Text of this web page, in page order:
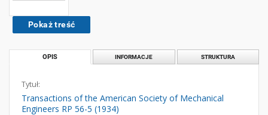
Pokaż treść
OPIS INFORMACJE STRUKTURA
Tytuł:
Transactions of the American Society of Mechanical
Engineers RP 56-5 (1934)